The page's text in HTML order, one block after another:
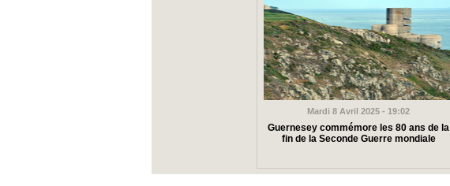
Mardi 8 Avril 2025 - 19:02
Guernesey commémore les 80 ans de la
fin de la Seconde Guerre mondiale